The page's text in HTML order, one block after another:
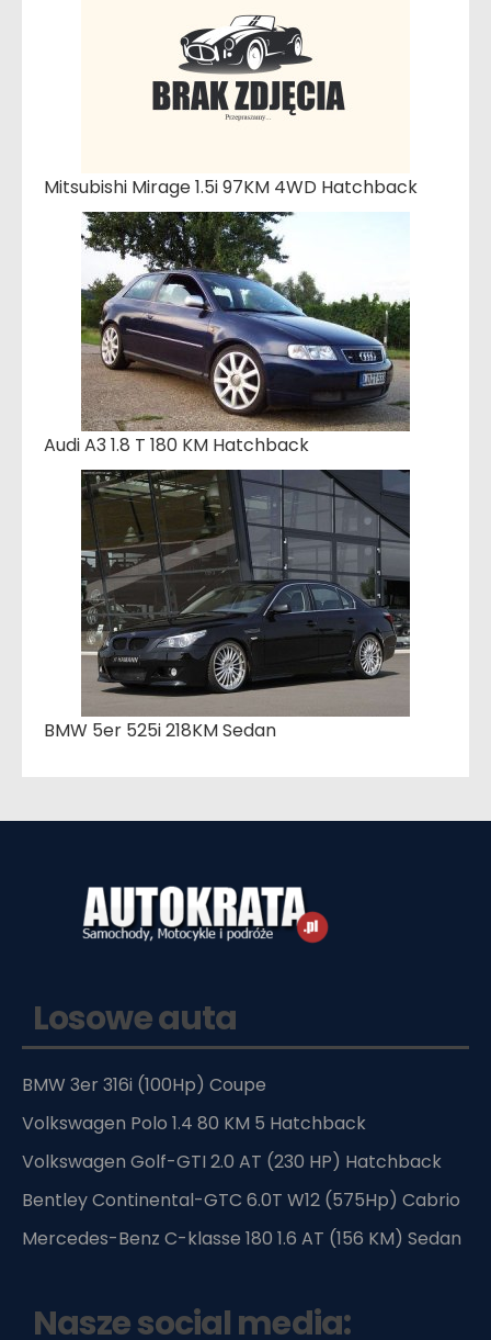
Mitsubishi Mirage 1.5i 97KM 4WD Hatchback
Audi A3 1.8 T 180 KM Hatchback
BMW 5er 525i 218KM Sedan
Losowe auta
BMW 3er 316i (100Hp) Coupe
Volkswagen Polo 1.4 80 KM 5 Hatchback
Volkswagen Golf-GTI 2.0 AT (230 HP) Hatchback
Bentley Continental-GTC 6.0T W12 (575Hp) Cabrio
Mercedes-Benz C-klasse 180 1.6 AT (156 KM) Sedan
Nasze social media: